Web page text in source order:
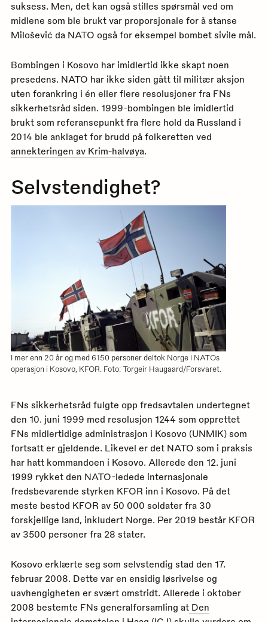
suksess. Men, det kan også stilles spørsmål ved om
midlene som ble brukt var proporsjonale for å stanse
Milošević da NATO også for eksempel bombet sivile mål.
Bombingen i Kosovo har imidlertid ikke skapt noen
presedens. NATO har ikke siden gått til militær aksjon
uten forankring i én eller flere resolusjoner fra FNs
sikkerhetsråd siden. 1999-bombingen ble imidlertid
brukt som referansepunkt fra flere hold da Russland i
2014 ble anklaget for brudd på folkeretten ved
annekteringen av Krim-halvøya.
Selvstendighet?
I mer enn 20 år og med 6150 personer deltok Norge i NATOs
operasjon i Kosovo, KFOR. Foto: Torgeir Haugaard/Forsvaret.
FNs sikkerhetsråd fulgte opp fredsavtalen undertegnet
den 10. juni 1999 med resolusjon 1244 som opprettet
FNs midlertidige administrasjon i Kosovo (UNMIK) som
fortsatt er gjeldende. Likevel er det NATO som i praksis
har hatt kommandoen i Kosovo. Allerede den 12. juni
1999 rykket den NATO-ledede internasjonale
fredsbevarende styrken KFOR inn i Kosovo. På det
meste bestod KFOR av 50 000 soldater fra 30
forskjellige land, inkludert Norge. Per 2019 består KFOR
av 3500 personer fra 28 stater.
Kosovo erklærte seg som selvstendig stad den 17.
februar 2008. Dette var en ensidig løsrivelse og
uavhengigheten er svært omstridt. Allerede i oktober
2008 bestemte FNs generalforsamling atDen